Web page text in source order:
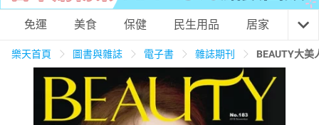
購物網分類
天天免運 美食蛋糕 養生保健 民生用品
免運 美食 保健 民生用品 居家 3C
樂天首頁 圖書與雜誌 電子書 雜誌期刊 BEAUTY大